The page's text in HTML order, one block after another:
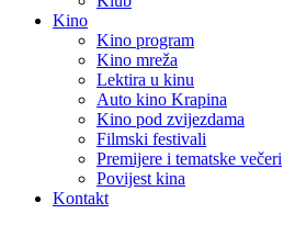
Kino
Kino program
Kino mreža
Lektira u kinu
Auto kino Krapina
Kino pod zvijezdama
Filmski festivali
Premijere i tematske večeri
Povijest kina
Kontakt